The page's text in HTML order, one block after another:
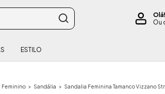
Olá!
Ou
ESTILO
Feminino > Sandália > Sandalia Feminina Tamanco Vizzano